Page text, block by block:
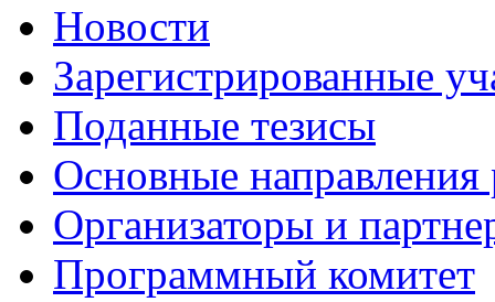
Новости
Зарегистрированные
Поданные тезисы
Основные направления
Организаторы и
Программный комитет